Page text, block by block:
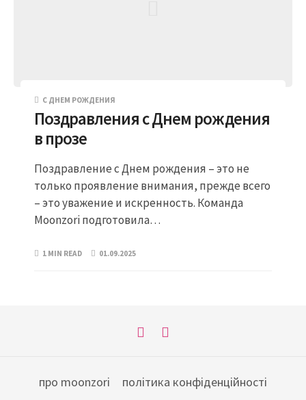
С ДНЕМ РОЖДЕНИЯ
Поздравления с Днем рождения
в прозе
Поздравление с Днем рождения – это не
только проявление внимания, прежде всего
– это уважение и искренность. Команда
Moonzori подготовила…
1 MIN READ 01.09.2025
про moonzori
політика конфіденційності